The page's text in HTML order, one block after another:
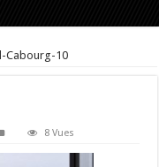
Cabourg-10
8 Vues